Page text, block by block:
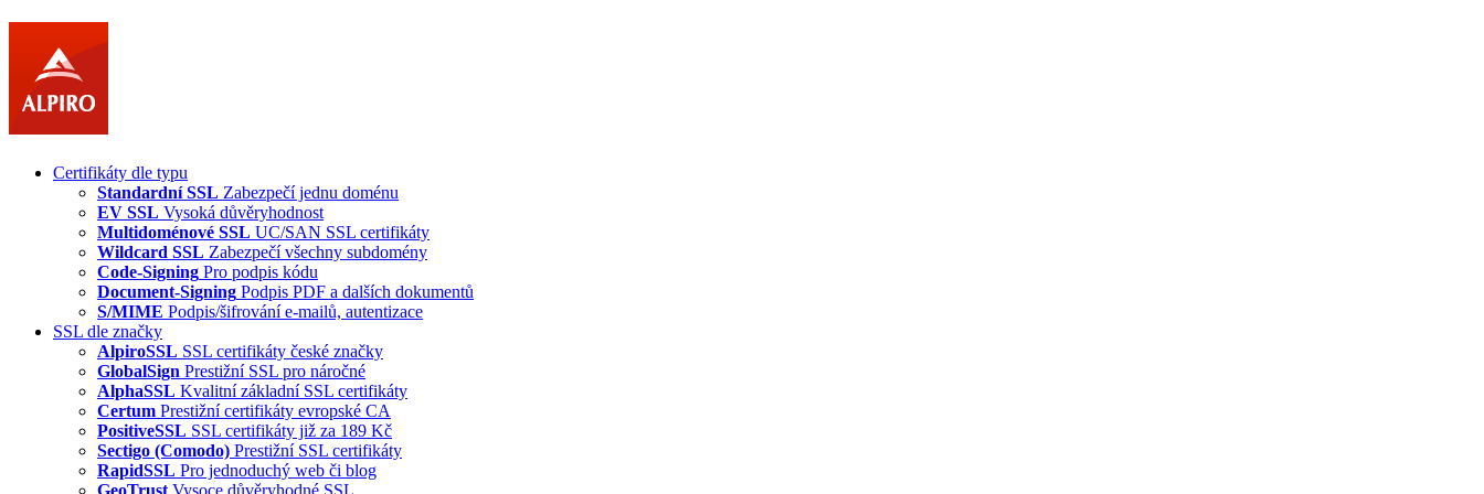
Certifikáty dle typu
Standardní SSL Zabezpečí jednu doménu
EV SSL Vysoká důvěryhodnost
Multidoménové SSL UC/SAN SSL certifikáty
Wildcard SSL Zabezpečí všechny subdomény
Code-Signing Pro podpis kódu
Document-Signing Podpis PDF a dalších dokumentů
S/MIME Podpis/šifrování e-mailů, autentizace
SSL dle značky
AlpiroSSL SSL certifikáty české značky
GlobalSign Prestižní SSL pro náročné
AlphaSSL Kvalitní základní SSL certifikáty
Certum Prestižní certifikáty evropské CA
PositiveSSL SSL certifikáty již za 189 Kč
Sectigo (Comodo) Prestižní SSL certifikáty
RapidSSL Pro jednoduchý web či blog
GeoTrust Vysoce důvěryhodné SSL